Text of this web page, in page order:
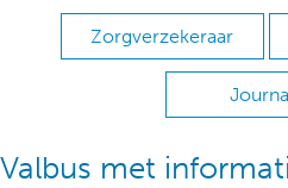
Zorgverzekeraar
Valbus met